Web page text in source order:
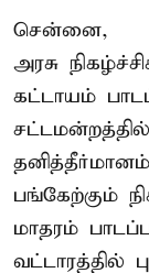
சென்னை,
அரசு
கட்டாயம்
பங்கேற்கும்
மாதரம்
வட்டாரத்தில்